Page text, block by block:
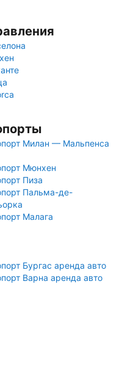
Милан — Мальпенса
Мюнхен
Пиза
Пальма-де-
Малага
Бургас аренда авто
Варна аренда авто